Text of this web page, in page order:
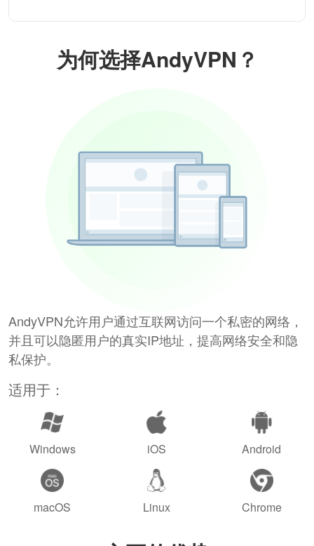
为何选择AndyVPN？
AndyVPN允许用户通过互联网访问一个私密的网络，
并且可以隐匿用户的真实IP地址，提高网络安全和隐
私保护。
适用于：
Windows iOS Android
macOS Linux Chrome